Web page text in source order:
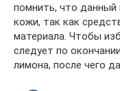
помнить, что
кожи, так как
материала. Чтобы
следует по
лимона, после чего